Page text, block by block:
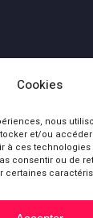
Cookies
nous
et/ou
à ces
consentir ou de
certaines